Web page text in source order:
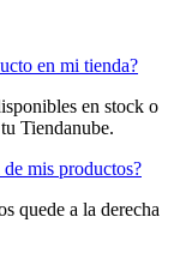
en mi tienda?
en stock o
Tiendanube.
mis productos?
quede a la derecha